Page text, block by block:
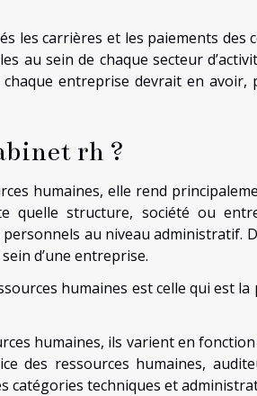
les carrières et les paiements des
au sein de chaque secteur
entreprise devrait en avoir,
rh ?
humaines, elle rend
quelle structure, société ou
au niveau administratif.
d’une entreprise.
humaines est celle qui est
humaines, ils varient en
des ressources humaines,
catégories techniques et